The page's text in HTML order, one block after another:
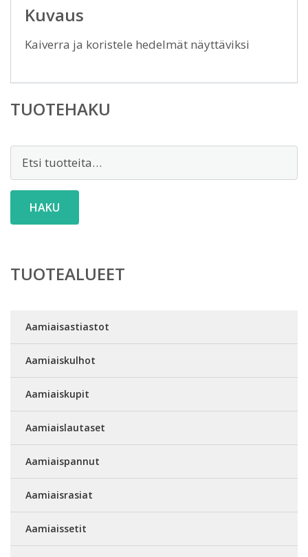
Kuvaus
Kaiverra ja koristele hedelmät näyttäviksi
TUOTEHAKU
Etsi:
HAKU
TUOTEALUEET
Aamiaisastiastot
Aamiaiskulhot
Aamiaiskupit
Aamiaislautaset
Aamiaispannut
Aamiaisrasiat
Aamiaissetit